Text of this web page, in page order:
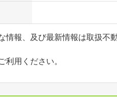
情報、及び最新情報は取扱不
用ください。